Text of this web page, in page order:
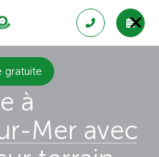
gratuite
à
Mer avec